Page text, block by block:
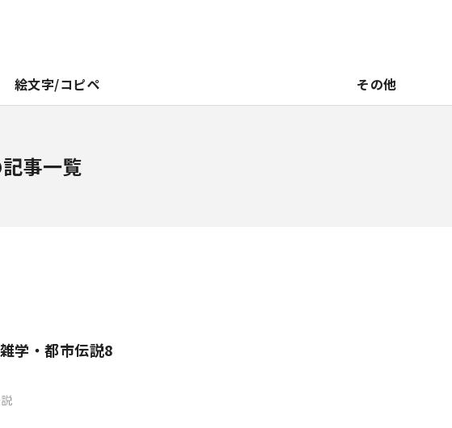
絵文字/コピペ その他
事一覧
学・都市伝説8